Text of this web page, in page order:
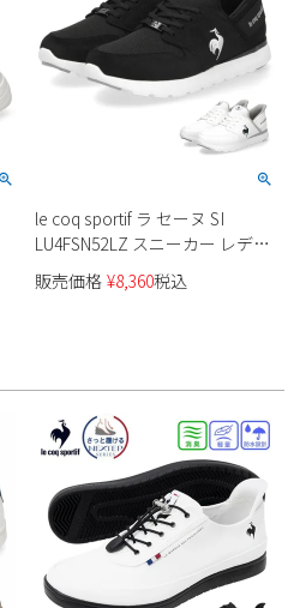
le coq sportif ラ セーヌ SI
LU4FSN52LZ スニーカー レディ
ース
販売価格 ¥8,360税込